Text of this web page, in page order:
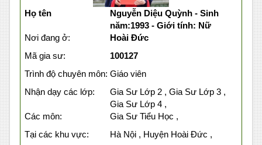
Họ tên
Nguyễn Diệu Quỳnh - Sinh
năm:1993 - Giới tính: Nữ
Nơi đang ở:
Hoài Đức
Mã gia sư:
100127
Trình độ chuyên môn: Giáo viên
Nhận dạy các lớp:
Gia Sư Lớp 2 , Gia Sư Lớp 3 ,
Gia Sư Lớp 4 ,
Các môn:
Gia Sư Tiểu Học ,
Tại các khu vực:
Hà Nội , Huyện Hoài Đức ,